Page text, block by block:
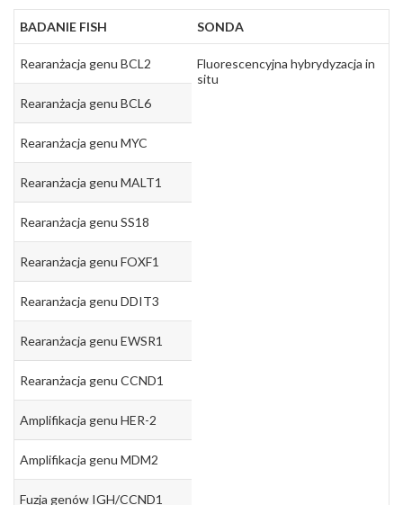
BADANIE FISH SONDA
Rearanżacja genu BCL2
Fluorescencyjna hybrydyzacja in
situ
Rearanżacja genu BCL6
Rearanżacja genu MYC
Rearanżacja genu MALT1
Rearanżacja genu SS18
Rearanżacja genu FOXF1
Rearanżacja genu DDIT3
Rearanżacja genu EWSR1
Rearanżacja genu CCND1
Amplifikacja genu HER-2
Amplifikacja genu MDM2
Fuzja genów IGH/CCND1